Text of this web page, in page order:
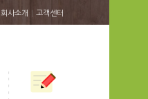
회사소개 | 고객센터